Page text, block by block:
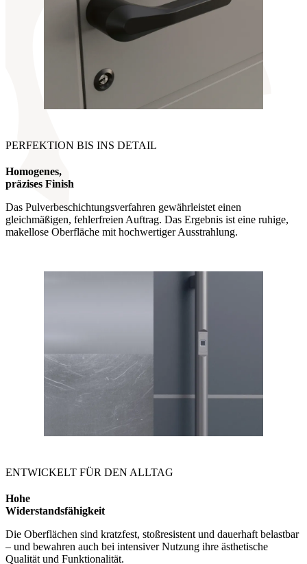
PERFEKTION BIS INS DETAIL
Homogenes,
präzises Finish
Das Pulverbeschichtungsverfahren gewährleistet einen
gleichmäßigen, fehlerfreien Auftrag. Das Ergebnis ist eine ruhige,
makellose Oberfläche mit hochwertiger Ausstrahlung.
ENTWICKELT FÜR DEN ALLTAG
Hohe
Widerstandsfähigkeit
Die Oberflächen sind kratzfest, stoßresistent und dauerhaft belastbar
– und bewahren auch bei intensiver Nutzung ihre ästhetische
Qualität und Funktionalität.